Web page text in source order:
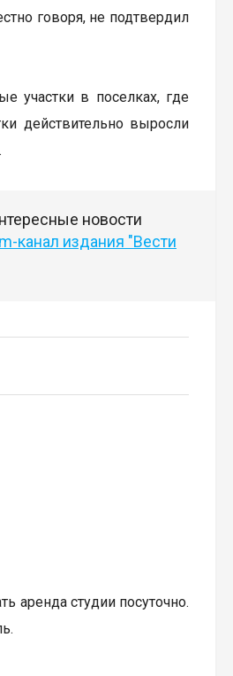
говоря, не подтвердил
участки в поселках, где
действительно выросли
новости
канал издания "Вести
аренда студии посуточно.